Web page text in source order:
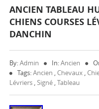
ANCIEN TABLEAU
CHIENS COURSES
DANCHIN
By:Admin In:Ancien
Tags:Ancien , Chevaux ,
Lévriers ,Signé ,Tableau